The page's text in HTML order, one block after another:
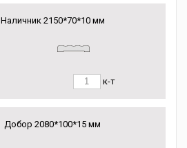
Наличник 2150*70*10 мм
к-т
Добор 2080*100*15 мм